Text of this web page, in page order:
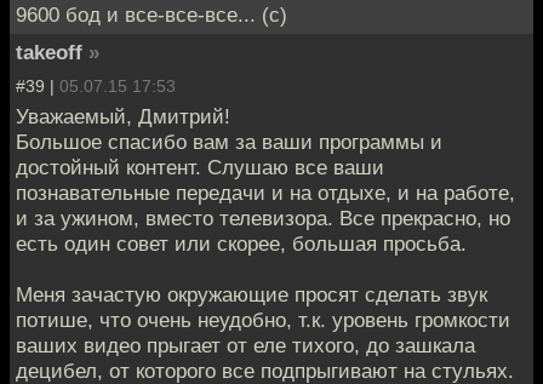
9600 бод и все-все-все... (с)
takeoff »
#39 | 05.07.15 17:53
Уважаемый, Дмитрий!
Большое спасибо вам за ваши программы и
достойный контент. Слушаю все ваши
познавательные передачи и на отдыхе, и на работе,
и за ужином, вместо телевизора. Все прекрасно, но
есть один совет или скорее, большая просьба.
Меня зачастую окружающие просят сделать звук
потише, что очень неудобно, т.к. уровень громкости
ваших видео прыгает от еле тихого, до зашкала
децибел, от которого все подпрыгивают на стульях.